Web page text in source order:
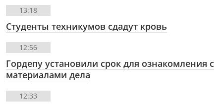
13:18
Студенты техникумов сдадут кровь
12:56
Гордепу установили срок для ознакомления с
материалами дела
12:33